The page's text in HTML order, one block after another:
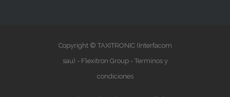
Copyright © TAXITRONIC (Interfacom
sau) - Flexitron Group - Terminos y
condiciones